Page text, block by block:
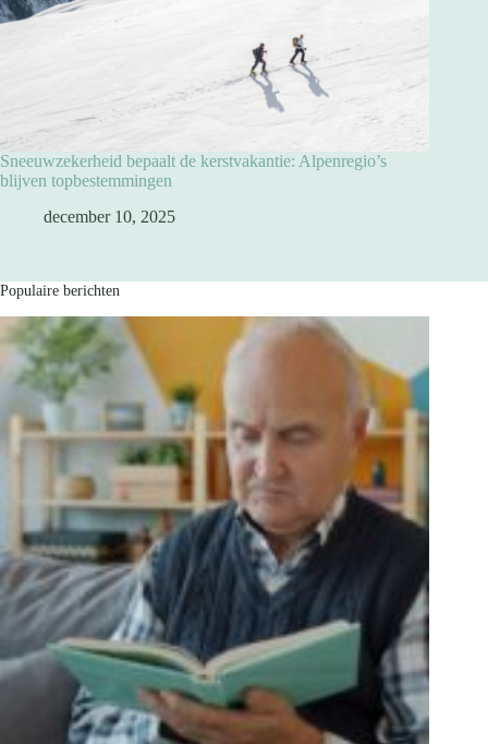
Sneeuwzekerheid bepaalt de kerstvakantie: Alpenregio’s
blijven topbestemmingen
december 10, 2025
Populaire berichten